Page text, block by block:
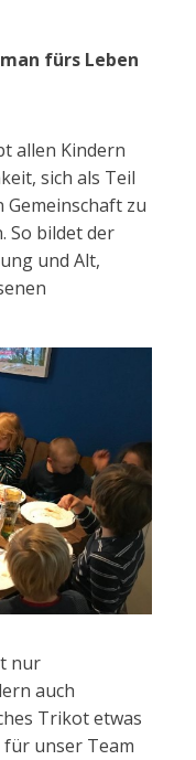
fürs Leben
allen Kindern
sich als Teil
zu
So bildet der
und Alt,
nur
auch
Trikot etwas
unser Team